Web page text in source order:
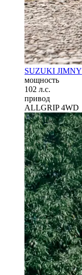
SUZUKI JIMNY
мощность
102 л.с.
привод
ALLGRIP 4WD